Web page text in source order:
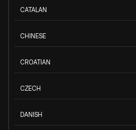
CATALAN
CHINESE
CROATIAN
CZECH
DANISH